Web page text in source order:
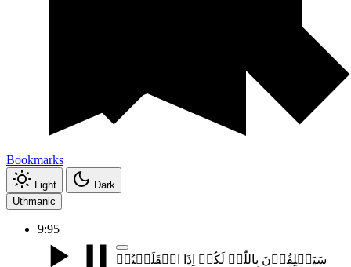
Bookmarks
Light
Dark
Uthmanic
9:95
سَیَحۡلِفُوۡنَ بِاللّٰہِ لَکُمۡ اِذَا انۡقَلَبۡتُمۡ